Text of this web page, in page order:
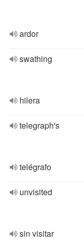
ardor
swathing
hilera
telegraph's
telégrafo
unvisited
sin visitar